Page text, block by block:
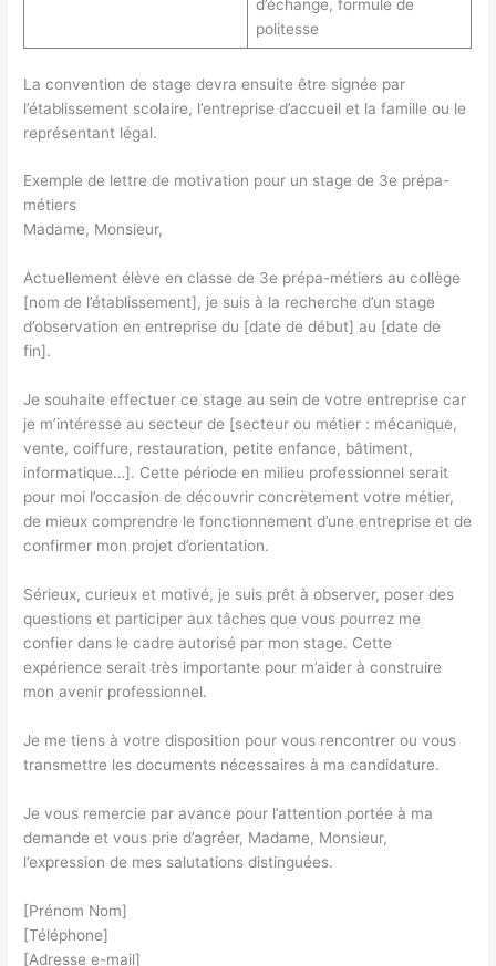
d’échange, formule de
politesse
La convention de stage devra ensuite être signée par
l’établissement scolaire, l’entreprise d’accueil et la famille ou le
représentant légal.
Exemple de lettre de motivation pour un stage de 3e prépa-
métiers
Madame, Monsieur,
Actuellement élève en classe de 3e prépa-métiers au collège
[nom de l’établissement], je suis à la recherche d’un stage
d’observation en entreprise du [date de début] au [date de
fin].
Je souhaite effectuer ce stage au sein de votre entreprise car
je m’intéresse au secteur de [secteur ou métier : mécanique,
vente, coiffure, restauration, petite enfance, bâtiment,
informatique…]. Cette période en milieu professionnel serait
pour moi l’occasion de découvrir concrètement votre métier,
de mieux comprendre le fonctionnement d’une entreprise et de
confirmer mon projet d’orientation.
Sérieux, curieux et motivé, je suis prêt à observer, poser des
questions et participer aux tâches que vous pourrez me
confier dans le cadre autorisé par mon stage. Cette
expérience serait très importante pour m’aider à construire
mon avenir professionnel.
Je me tiens à votre disposition pour vous rencontrer ou vous
transmettre les documents nécessaires à ma candidature.
Je vous remercie par avance pour l’attention portée à ma
demande et vous prie d’agréer, Madame, Monsieur,
l’expression de mes salutations distinguées.
[Prénom Nom]
[Téléphone]
[Adresse e-mail]